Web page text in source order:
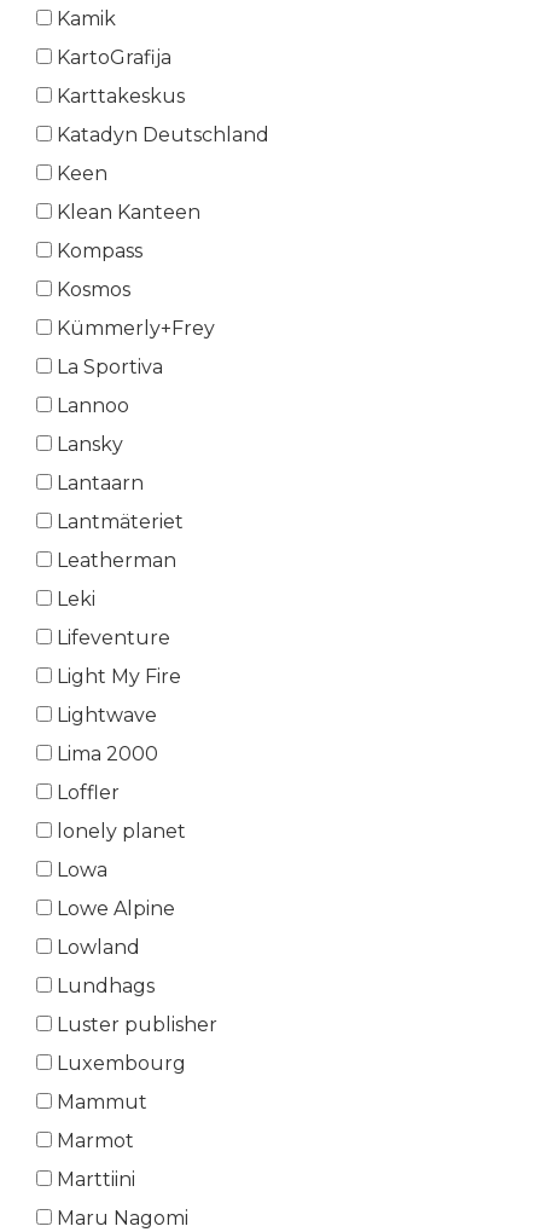
Kamik
KartoGrafija
Karttakeskus
Katadyn Deutschland
Keen
Klean Kanteen
Kompass
Kosmos
Kümmerly+Frey
La Sportiva
Lannoo
Lansky
Lantaarn
Lantmäteriet
Leatherman
Leki
Lifeventure
Light My Fire
Lightwave
Lima 2000
Loffler
lonely planet
Lowa
Lowe Alpine
Lowland
Lundhags
Luster publisher
Luxembourg
Mammut
Marmot
Marttiini
Maru Nagomi